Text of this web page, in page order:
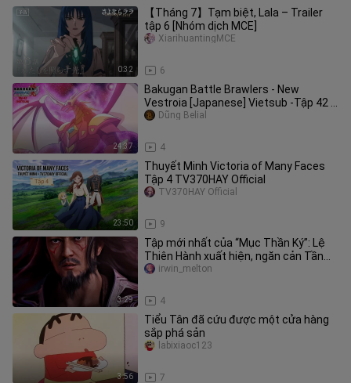
0:32
【Tháng 7】Tạm biệt, Lala – Trailer
tập 6 [Nhóm dịch MCE]
6
XiarihuantingMCE
24:37
Bakugan Battle Brawlers - New
Vestroia [Japanese] Vietsub -Tập 42 |
Chiến Binh Bakugan SS2
4
Dũng Belial
23:50
Thuyết Minh Victoria of Many Faces
Tập 4 TV370HAY Official
9
TV370HAY Official
3:29
Tập mới nhất của “Mục Thần Ký”: Lệ
Thiên Hành xuất hiện, ngăn cản Tần
Mục cứu Hoàng đế
4
irwin_melton
3:56
Tiểu Tân đã cứu được một cửa hàng
sắp phá sản
7
labixiaoc123